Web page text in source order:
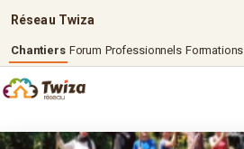
Réseau Twiza
Chantiers Forum Professionnels Formations